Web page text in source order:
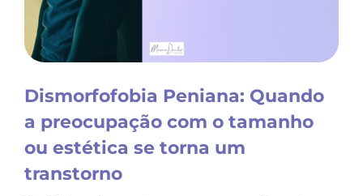
Dismorfofobia Peniana: Quando
a preocupação com o tamanho
ou estética se torna um
transtorno